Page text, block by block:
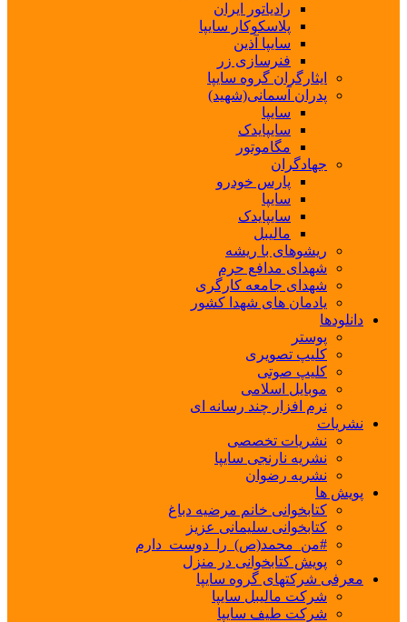
رادیاتور ایران
پلاسکوکار سایپا
سایپا آذین
فنرسازی زر
ایثارگران گروه سایپا
پدران آسمانی(شهید)
سایپا
سایپایدک
مگاموتور
جهادگران
پارس خودرو
سایپا
سایپایدک
مالیبل
ریشوهای با ریشه
شهدای مدافع حرم
شهدای جامعه کارگری
یادمان های شهدا کشور
دانلودها
پوستر
کلیپ تصویری
کلیپ صوتی
موبایل اسلامی
نرم افزار چند رسانه ای
نشریات
نشریات تخصصی
نشریه نارنجی سایپا
نشریه رضوان
پویش ها
کتابخوانی خانم مرضیه دباغ
کتابخوانی سلیمانی عزیز
#من_محمد(ص)_را_دوست_دارم
پویش کتابخوانی در منزل
معرفی شرکتهای گروه سایپا
شرکت مالیبل سایپا
شرکت طیف سایپا